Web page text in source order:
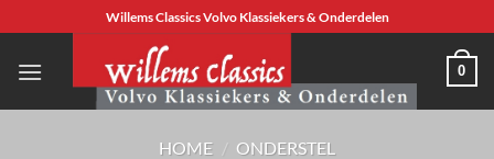
naar
inhoud
Willems Classics Volvo Klassiekers & Onderdelen
0
HOME / ONDERSTEL